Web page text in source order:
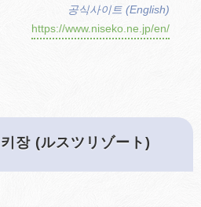
공식사이트 (English)
https://www.niseko.ne.jp/en/
장 (ルスツリゾート)